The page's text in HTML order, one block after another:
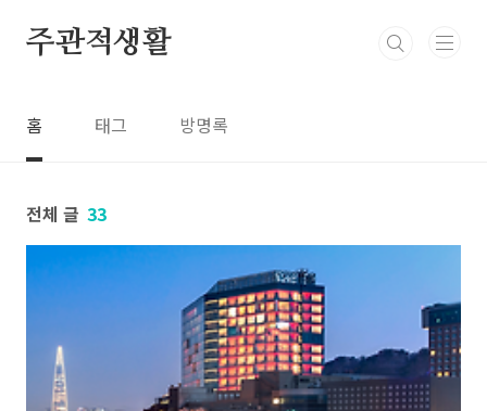
주관적생활
홈 태그 방명록
전체 글 33